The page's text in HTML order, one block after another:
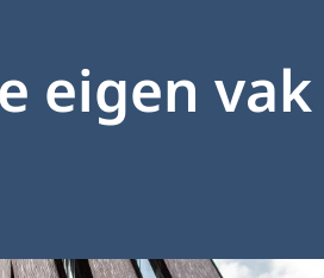
eigen vak